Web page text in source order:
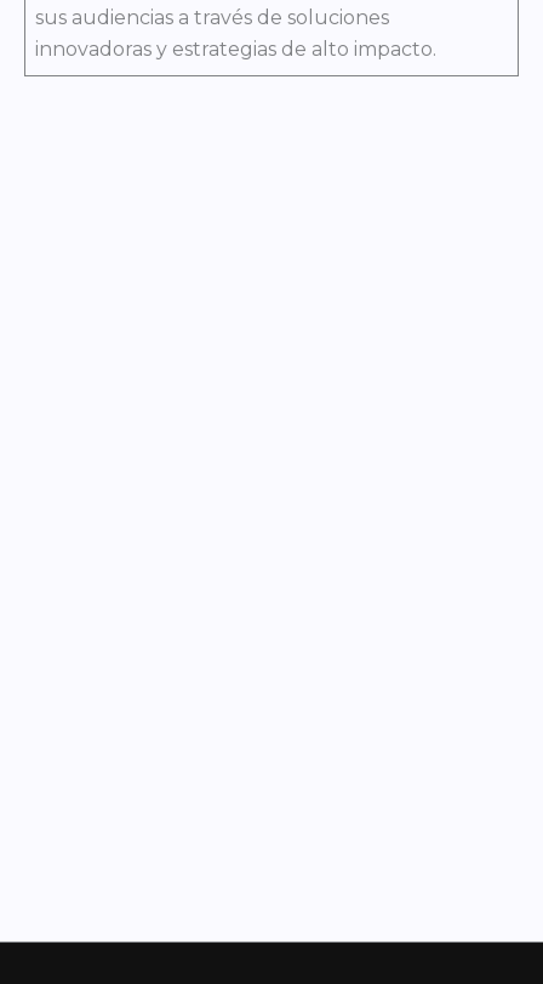
sus audiencias a través de soluciones
innovadoras y estrategias de alto impacto.